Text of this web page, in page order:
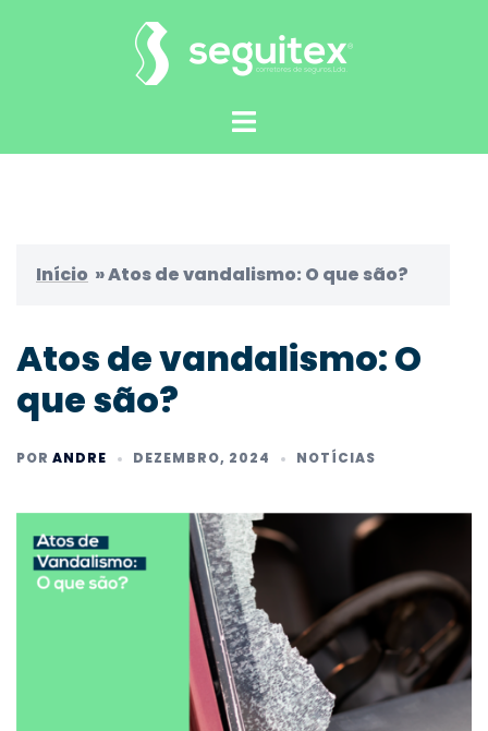
Alternar
Início »Atos de vandalismo: O que são?
Atos de vandalismo: O
que são?
POR ANDRE DEZEMBRO, 2024 NOTÍCIAS